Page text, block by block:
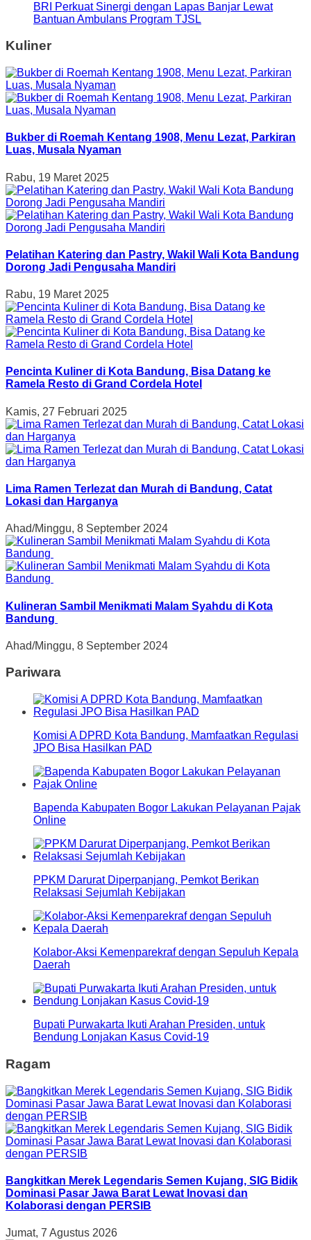
BRI Perkuat Sinergi dengan Lapas Banjar Lewat
Bantuan Ambulans Program TJSL
Kuliner
Bukber di Roemah Kentang 1908, Menu Lezat, Parkiran
Luas, Musala Nyaman
Rabu, 19 Maret 2025
Pelatihan Katering dan Pastry, Wakil Wali Kota Bandung
Dorong Jadi Pengusaha Mandiri
Rabu, 19 Maret 2025
Pencinta Kuliner di Kota Bandung, Bisa Datang ke
Ramela Resto di Grand Cordela Hotel
Kamis, 27 Februari 2025
Lima Ramen Terlezat dan Murah di Bandung, Catat
Lokasi dan Harganya
Ahad/Minggu, 8 September 2024
Kulineran Sambil Menikmati Malam Syahdu di Kota
Bandung
Ahad/Minggu, 8 September 2024
Pariwara
Komisi A DPRD Kota Bandung, Mamfaatkan Regulasi
JPO Bisa Hasilkan PAD
Bapenda Kabupaten Bogor Lakukan Pelayanan Pajak
Online
PPKM Darurat Diperpanjang, Pemkot Berikan
Relaksasi Sejumlah Kebijakan
Kolabor-Aksi Kemenparekraf dengan Sepuluh Kepala
Daerah
Bupati Purwakarta Ikuti Arahan Presiden, untuk
Bendung Lonjakan Kasus Covid-19
Ragam
Bangkitkan Merek Legendaris Semen Kujang, SIG Bidik
Dominasi Pasar Jawa Barat Lewat Inovasi dan
Kolaborasi dengan PERSIB
Jumat, 7 Agustus 2026